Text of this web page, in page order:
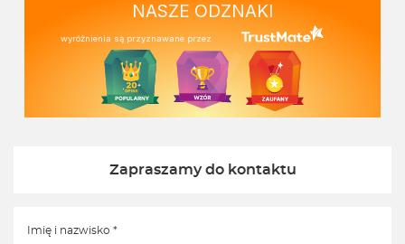
NASZE ODZNAKI
wyróżnienia są przyznawane przez
Zapraszamy do kontaktu
Imię i nazwisko *